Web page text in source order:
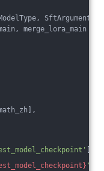
SftArguments,
merge_lora_main
'